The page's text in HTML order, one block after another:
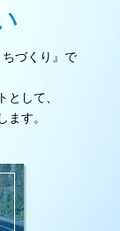
づくり』で
として、
ます。